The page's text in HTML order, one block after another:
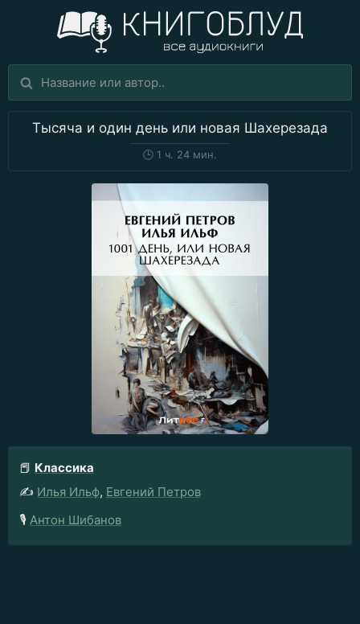
Тысяча и один день или новая Шахерезада
🕒 1 ч. 24 мин.
📕 Классика
✍️ Илья Ильф, Евгений Петров
🎙️ Антон Шибанов